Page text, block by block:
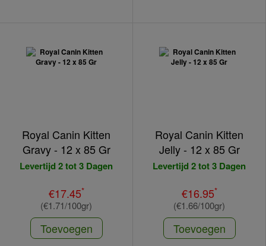
Royal Canin Kitten
Gravy - 12 x 85 Gr
Levertijd 2 tot 3 Dagen
€17.45*
(€1.71/100gr)
Toevoegen
Royal Canin Kitten
Jelly - 12 x 85 Gr
Levertijd 2 tot 3 Dagen
€16.95*
(€1.66/100gr)
Toevoegen